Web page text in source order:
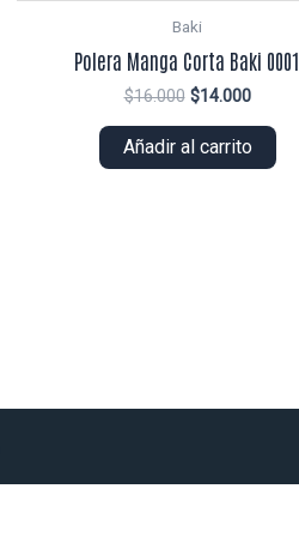
Baki
Polera Manga Corta Baki 0001
$16.000 El
original
era:
$14.000El
actual
es:
Añadir al carrito